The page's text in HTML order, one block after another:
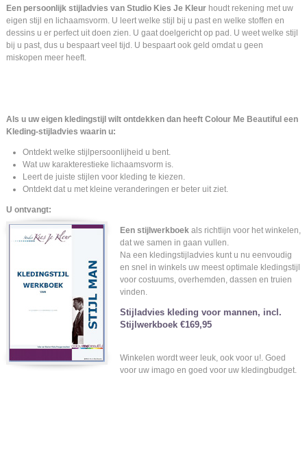
Een persoonlijk stijladvies van Studio Kies Je Kleurhoudt rekening met uw
eigen stijl en lichaamsvorm. U leert welke stijl bij u past en welke stoffen en
dessins u er perfect uit doen zien. U gaat doelgericht op pad. U weet welke stijl
bij u past, dus u bespaart veel tijd. U bespaart ook geld omdat u geen
miskopen meer heeft.
Als u uw eigen kledingstijl wilt ontdekken dan heeft Colour Me Beautiful een
Kleding-stijladvies waarin u:
Ontdekt welke stijlpersoonlijheid u bent.
Wat uw karakterestieke lichaamsvorm is.
Leert de juiste stijlen voor kleding te kiezen.
Ontdekt dat u met kleine veranderingen er beter uit ziet.
U ontvangt:
Een stijlwerkboek als richtlijn voor het winkelen,
dat we samen in gaan vullen.
Na een kledingstijladvies kunt u nu eenvoudig
en snel in winkels uw meest optimale kledingstijl
voor costuums, overhemden, dassen en truien
vinden.
Stijladvies kleding voor mannen, incl.
Stijlwerkboek €169,95
Winkelen wordt weer leuk, ook voor u!. Goed
voor uw imago en goed voor uw kledingbudget.